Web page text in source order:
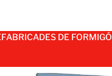
DE FORMIGÓ